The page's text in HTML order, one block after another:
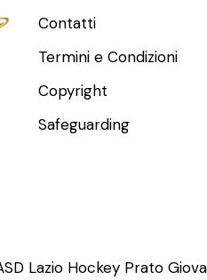
Contatti
Termini e Condizioni
Copyright
Safeguarding
Lazio Hockey Prato